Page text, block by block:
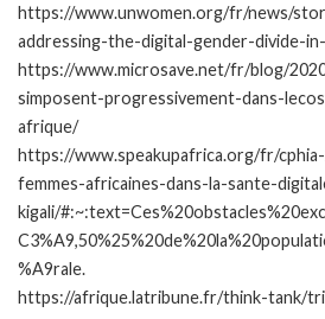
https://www.unwomen.org/fr/news/
addressing-the-digital-gender-divide-
https://www.microsave.net/fr/blog/
simposent-progressivement-dans-
afrique/
https://www.speakupafrica.org/fr/
femmes-africaines-dans-la-sante-
kigali/
%A9rale.
https://afrique.latribune.fr/think-tank/